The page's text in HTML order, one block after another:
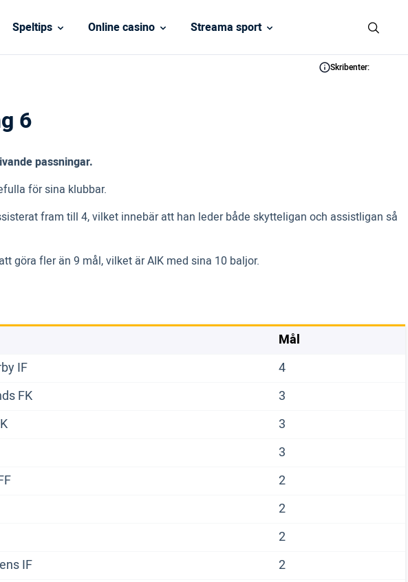
Speltips Online casino Streama sport
Skribenter:
6
passningar.
för sina klubbar.
fram till 4, vilket innebär att han leder både skytteligan och assistligan så
göra fler än 9 mål, vilket är AIK med sina 10 baljor.
Mål
IF
4
FK
3
3
3
2
2
2
IF
2